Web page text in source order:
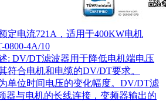
定电流721A，适用于400KW电机
0800-4A/10
: DV/DT滤波器用于降低电机端电压
符合电机和电缆的DV/DT要求。
单位时间电压的变化幅度。DV/DT滤
器与电机的长线连接，变频器输出的